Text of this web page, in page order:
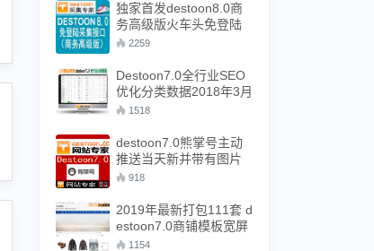
独家首发destoon8.0商
务高级版火车头免登陆
发布接口 destoon模拟人
全站模块采集接口
2259
Destoon7.0全行业SEO
优化分类数据2018年3月
31更新
1518
destoon7.0熊掌号主动
推送当天新并带有图片
文章插件-支持2次开发后
918
2019年最新打包111套 d
estoon7.0商铺模板宽屏
大气模板
1154